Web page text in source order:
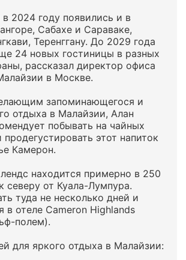
2024 году появились и в
Сабахе и Сараваке,
Теренггану. До 2029 года
24 новых гостиницы в разных
рассказал директор офиса
в Москве.
запоминающегося и
отдыха в Малайзии, Алан
побывать на чайных
продегустировать этот напиток
Камерон.
находится примерно в 250
северу от Куала-Лумпура.
туда не несколько дней и
в отеле Cameron Highlands
полем).
для яркого отдыха в Малайзии: